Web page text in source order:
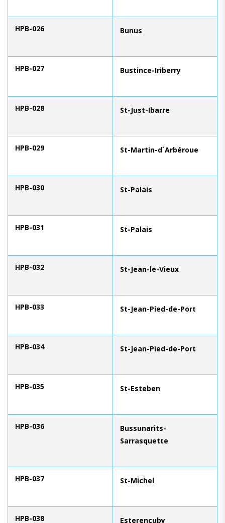
HPB-026 Bunus
HPB-027 Bustince-Iriberry
HPB-028 St-Just-Ibarre
HPB-029 St-Martin-d´Arbéroue
HPB-030 St-Palais
HPB-031 St-Palais
HPB-032 St-Jean-le-Vieux
HPB-033 St-Jean-Pied-de-Port
HPB-034 St-Jean-Pied-de-Port
HPB-035 St-Esteben
HPB-036
Bussunarits-
Sarrasquette
HPB-037 St-Michel
HPB-038 Esterençuby